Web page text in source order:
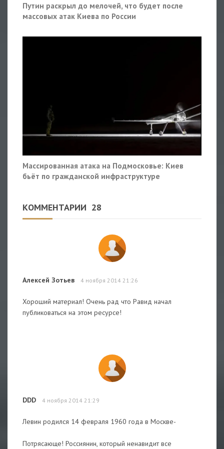
Путин раскрыл до мелочей, что будет после
массовых атак Киева по России
Массированная атака на Подмосковье: Киев
бьёт по гражданской инфраструктуре
КОММЕНТАРИИ 28
Алексей Зотьев 4 ноября 2014 21:26
Хороший материал! Очень рад что Равид начал
публиковаться на этом ресурсе!
DDD 4 ноября 2014 21:29
Левин родился 14 февраля 1960 года в Москве-
Потрясающе! Россиянин, который ненавидит все